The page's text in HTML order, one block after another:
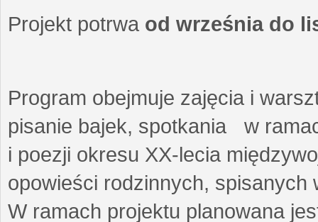
Projekt potrwa od września do
Program obejmuje zajęcia i
pisanie bajek, spotkania w
i poezji okresu XX-lecia
opowieści rodzinnych,
W ramach projektu planowana